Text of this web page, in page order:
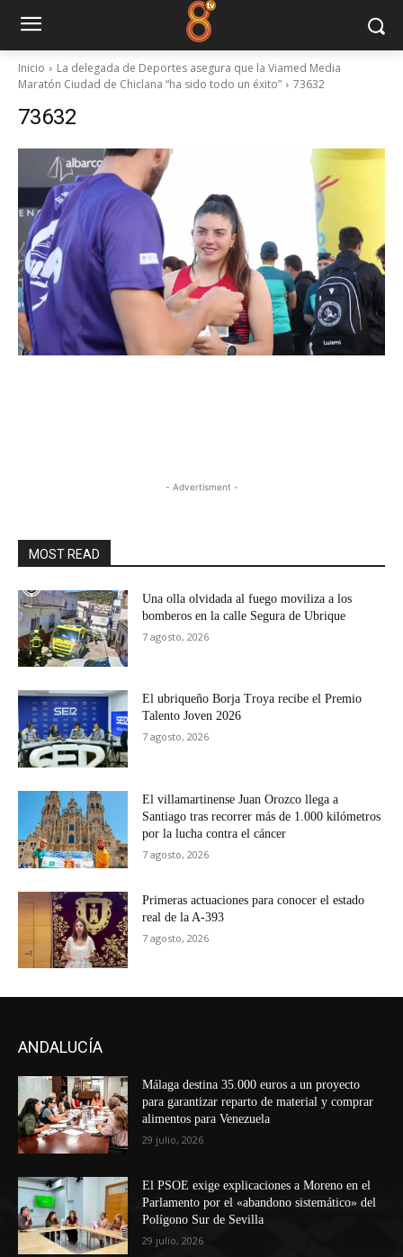
Inicio
La delegada de Deportes asegura que la Viamed Media
Maratón Ciudad de Chiclana “ha sido todo un éxito”
73632
73632
- Advertisment -
MOST READ
Una olla olvidada al fuego moviliza a los
bomberos en la calle Segura de Ubrique
7 agosto, 2026
El ubriqueño Borja Troya recibe el Premio
Talento Joven 2026
7 agosto, 2026
El villamartinense Juan Orozco llega a
Santiago tras recorrer más de 1.000 kilómetros
por la lucha contra el cáncer
7 agosto, 2026
Primeras actuaciones para conocer el estado
real de la A-393
7 agosto, 2026
ANDALUCÍA
Málaga destina 35.000 euros a un proyecto
para garantizar reparto de material y comprar
alimentos para Venezuela
29 julio, 2026
El PSOE exige explicaciones a Moreno en el
Parlamento por el «abandono sistemático» del
Polígono Sur de Sevilla
29 julio, 2026